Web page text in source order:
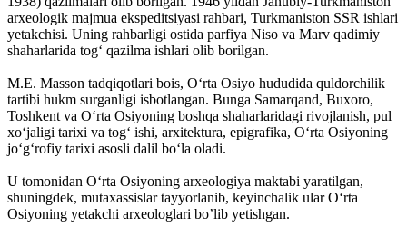
arxeologik majmua ekspeditsiyasi rahbari, Turkmaniston SSR ishlari
yetakchisi. Uning rahbarligi ostida parfiya Niso va Marv qadimiy
shaharlarida tog‘ qazilma ishlari olib borilgan.
M.E. Masson tadqiqotlari bois, O‘rta Osiyo hududida quldorchilik
tartibi hukm surganligi isbotlangan. Bunga Samarqand, Buxoro,
Toshkent va O‘rta Osiyoning boshqa shaharlaridagi rivojlanish, pul
xo‘jaligi tarixi va tog‘ ishi, arxitektura, epigrafika, O‘rta Osiyoning
jo‘g‘rofiy tarixi asosli dalil bo‘la oladi.
U tomonidan O‘rta Osiyoning arxeologiya maktabi yaratilgan,
shuningdek, mutaxassislar tayyorlanib, keyinchalik ular O‘rta
Osiyoning yetakchi arxeologlari bo’lib yetishgan.